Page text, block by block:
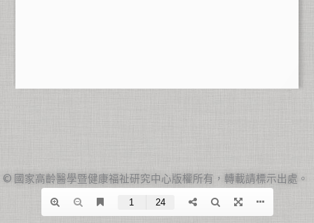
© 國家高齡醫學暨健康福祉研究中心版權所有，轉載請標示出處。